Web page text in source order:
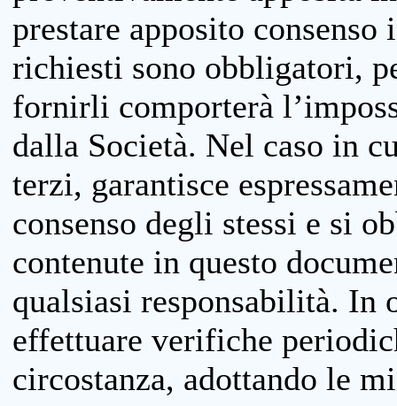
prestare apposito
richiesti sono obbligatori,
fornirli comporterà
dalla Società. Nel caso in
terzi, garantisce
consenso degli stessi e si
contenute in questo
qualsiasi responsabilità. In
effettuare verifiche
circostanza, adottando le